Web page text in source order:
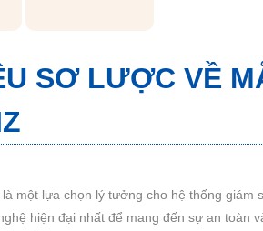
SƠ LƯỢC VỀ
là một lựa chọn lý tưởng cho hệ thống giám
hiện đại nhất để mang đến sự an toàn